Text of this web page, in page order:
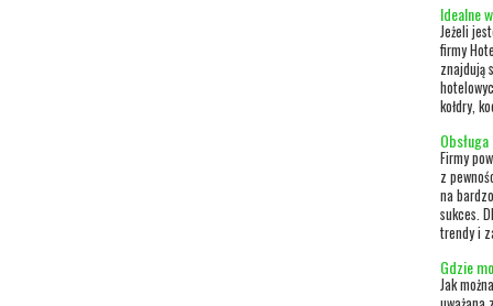
Idealne
Jeżeli
firmy
znajdują
kołdry,
Firmy
z
na
sukces.
trendy i
Gdzie
Jak